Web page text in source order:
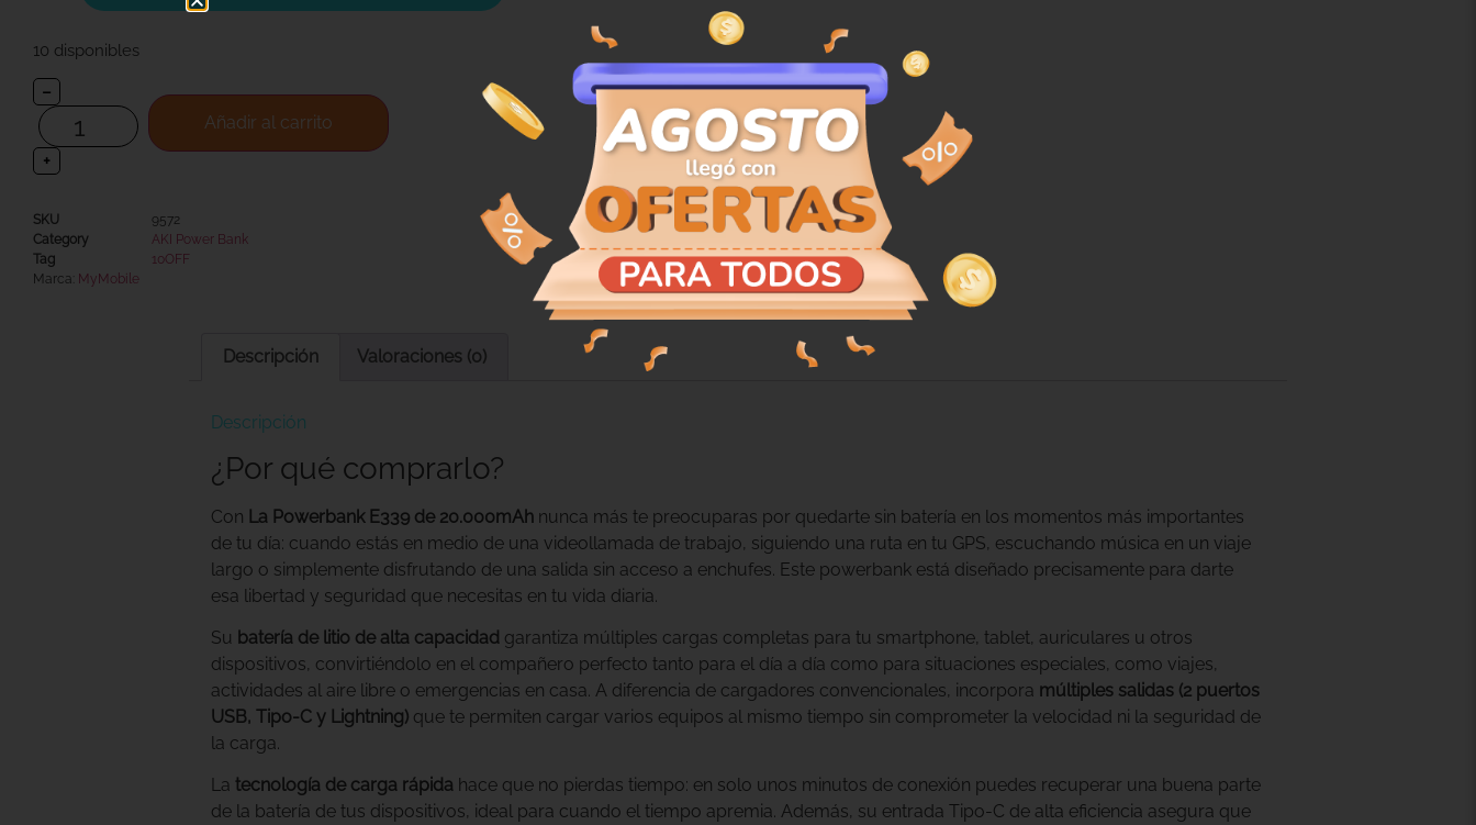
10 disponibles
−
+
Añadir al carrito
SKU
9572
Category
AKI Power Bank
Tag
10OFF
Marca: MyMobile
Descripción Valoraciones (0)
Descripción
¿Por qué comprarlo?
Con La Powerbank E339 de 20.000mAh nunca más te preocuparas por quedarte sin batería en los momentos más importantes
de tu día: cuando estás en medio de una videollamada de trabajo, siguiendo una ruta en tu GPS, escuchando música en un viaje
largo o simplemente disfrutando de una salida sin acceso a enchufes. Este powerbank está diseñado precisamente para darte
esa libertad y seguridad que necesitas en tu vida diaria.
Su batería de litio de alta capacidad garantiza múltiples cargas completas para tu smartphone, tablet, auriculares u otros
dispositivos, convirtiéndolo en el compañero perfecto tanto para el día a día como para situaciones especiales, como viajes,
actividades al aire libre o emergencias en casa. A diferencia de cargadores convencionales, incorpora múltiples salidas (2 puertos
USB, Tipo-C y Lightning) que te permiten cargar varios equipos al mismo tiempo sin comprometer la velocidad ni la seguridad de
la carga.
La tecnología de carga rápida hace que no pierdas tiempo: en solo unos minutos de conexión puedes recuperar una buena parte
de la batería de tus dispositivos, ideal para cuando el tiempo apremia. Además, su entrada Tipo-C de alta eficiencia asegura que